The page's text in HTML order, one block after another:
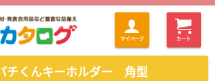
マイページ カート
チくんキーホルダー 角型